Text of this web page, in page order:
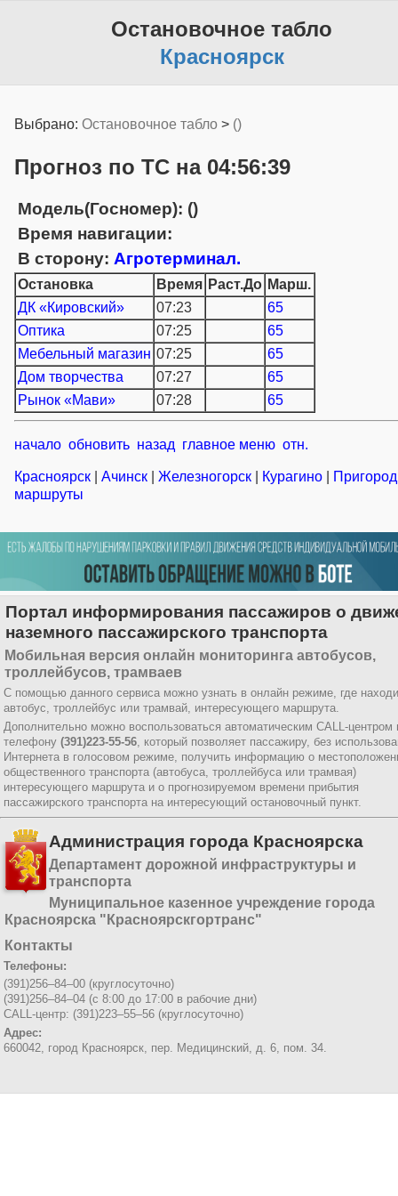
Остановочное табло
Красноярск
Выбрано: Остановочное табло > ()
Прогноз по ТС на 04:56:39
Модель(Госномер): ()
Время навигации:
В сторону: Агротерминал.
Остановка Время Раст.До Марш.
ДК «Кировский»
07:23
65
Оптика
07:25
65
Мебельный магазин 07:25
65
Дом творчества
07:27
65
Рынок «Мави»
07:28 65
начало обновить назад главное меню отн.
Красноярск Ачинск Железногорск Курагино
маршруты
Портал информирования пассажиров о
наземного пассажирского транспорта
Мобильная версия онлайн мониторинга автобусов,
троллейбусов, трамваев
С помощью данного сервиса можно узнать в онлайн режиме, где
автобус, троллейбус или трамвай, интересующего маршрута.
Дополнительно можно воспользоваться автоматическим CALL-центром
телефону (391)223-55-56, который позволяет пассажиру, без
Интернета в голосовом режиме, получить информацию о
общественного транспорта (автобуса, троллейбуса или трамвая)
интересующего маршрута и о прогнозируемом времени прибытия
пассажирского транспорта на интересующий остановочный пункт.
Администрация города Красноярска
Департамент дорожной инфраструктуры и
транспорта
Муниципальное казенное учреждение города
Красноярска "Красноярскгортранс"
Контакты
Телефоны:
(391)256–84–00 (круглосуточно)
(391)256–84–04 (с 8:00 до 17:00 в рабочие дни)
CALL-центр: (391)223–55–56 (круглосуточно)
Адрес:
660042, город Красноярск, пер. Медицинский, д. 6, пом. 34.